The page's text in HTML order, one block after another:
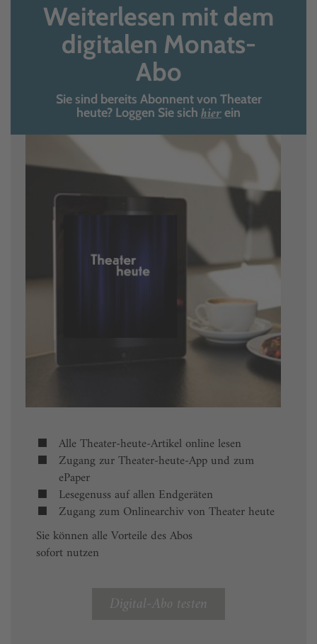
Weiterlesen mit dem
digitalen Monats-
Abo
Sie sind bereits Abonnent von Theater
heute? Loggen Sie sich hierein
Alle Theater-heute-Artikel online lesen
Zugang zur Theater-heute-App und zum
ePaper
Lesegenuss auf allen Endgeräten
Zugang zum Onlinearchiv von Theater heute
Sie können alle Vorteile des Abos
sofort nutzen
Digital-Abo testen